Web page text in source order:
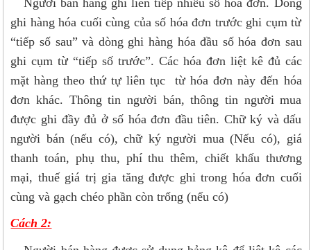
ghi hàng hóa cuối cùng của số hóa đơn trước ghi cụm từ
“tiếp số sau” và dòng ghi hàng hóa đầu số hóa đơn sau
ghi cụm từ “tiếp số trước”. Các hóa đơn liệt kê đủ các
mặt hàng theo thứ tự liên tục từ hóa đơn này đến hóa
đơn khác. Thông tin người bán, thông tin người mua
được ghi đầy đủ ở số hóa đơn đầu tiên. Chữ ký và dấu
người bán (nếu có), chữ ký người mua (Nếu có), giá
thanh toán, phụ thu, phí thu thêm, chiết khấu thương
mại, thuế giá trị gia tăng được ghi trong hóa đơn cuối
cùng và gạch chéo phần còn trống (nếu có)
Cách 2: